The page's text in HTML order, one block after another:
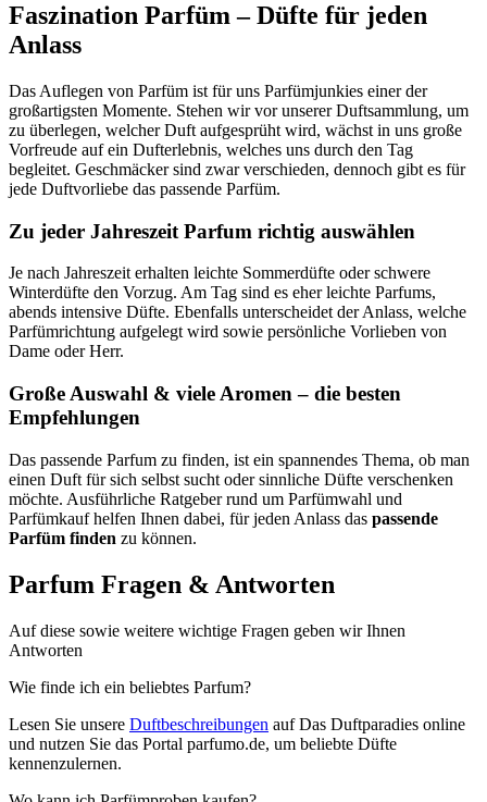
Faszination Parfüm – Düfte für jeden
Anlass
Das Auflegen von Parfüm ist für uns Parfümjunkies einer der
großartigsten Momente. Stehen wir vor unserer Duftsammlung, um
zu überlegen, welcher Duft aufgesprüht wird, wächst in uns große
Vorfreude auf ein Dufterlebnis, welches uns durch den Tag
begleitet. Geschmäcker sind zwar verschieden, dennoch gibt es für
jede Duftvorliebe das passende Parfüm.
Zu jeder Jahreszeit Parfum richtig auswählen
Je nach Jahreszeit erhalten leichte Sommerdüfte oder schwere
Winterdüfte den Vorzug. Am Tag sind es eher leichte Parfums,
abends intensive Düfte. Ebenfalls unterscheidet der Anlass, welche
Parfümrichtung aufgelegt wird sowie persönliche Vorlieben von
Dame oder Herr.
Große Auswahl & viele Aromen – die besten
Empfehlungen
Das passende Parfum zu finden, ist ein spannendes Thema, ob man
einen Duft für sich selbst sucht oder sinnliche Düfte verschenken
möchte. Ausführliche Ratgeber rund um Parfümwahl und
Parfümkauf helfen Ihnen dabei, für jeden Anlass das passende
Parfüm finden zu können.
Parfum Fragen & Antworten
Auf diese sowie weitere wichtige Fragen geben wir Ihnen
Antworten
Wie finde ich ein beliebtes Parfum?
Lesen Sie unsere Duftbeschreibungen auf Das Duftparadies online
und nutzen Sie das Portal parfumo.de, um beliebte Düfte
kennenzulernen.